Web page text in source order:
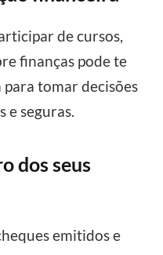
de cursos,
finanças pode te
para tomar decisões
e seguras.
dos seus
emitidos e